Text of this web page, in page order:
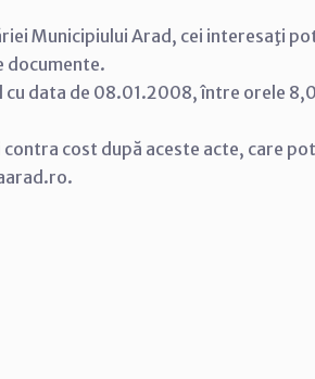
Municipiului Arad, cei interesaţi
documente.
data de 08.01.2008, între orele
cost după aceste acte, care